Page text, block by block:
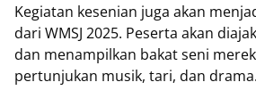
Kegiatan kesenian juga akan
dari WMSJ 2025. Peserta akan
dan menampilkan bakat seni
pertunjukan musik, tari, dan drama.